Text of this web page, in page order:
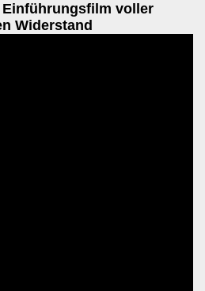
voller
Widerstand